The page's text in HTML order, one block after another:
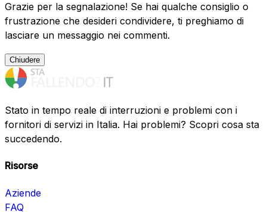
Grazie per la segnalazione! Se hai qualche consiglio o
frustrazione che desideri condividere, ti preghiamo di
lasciare un messaggio nei commenti.
Chiudere
Stato in tempo reale di interruzioni e problemi con i
fornitori di servizi in Italia. Hai problemi? Scopri cosa sta
succedendo.
Risorse
Aziende
FAQ